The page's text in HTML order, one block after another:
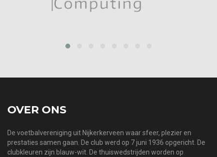
OVER ONS
De voetbalvereniging uit Nijkerkerveen waar sfeer, plezier en
prestaties samen gaan. De club werd op 7 juni 1936 opgericht. De
clubkleuren zijn blauw-wit. De thuiswedstrijden worden op